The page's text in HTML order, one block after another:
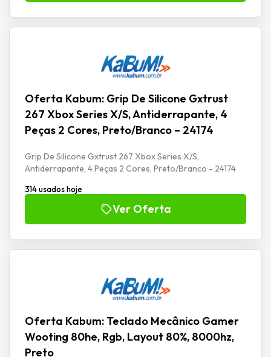
Oferta Kabum: Grip De Silicone Gxtrust
267 Xbox Series X/S, Antiderrapante, 4
Peças 2 Cores, Preto/Branco – 24174
Grip De Silicone Gxtrust 267 Xbox Series X/S,
Antiderrapante, 4 Peças 2 Cores, Preto/Branco - 24174
314 usados hoje
Ver Oferta
Oferta Kabum: Teclado Mecânico Gamer
Wooting 80he, Rgb, Layout 80%, 8000hz,
Preto